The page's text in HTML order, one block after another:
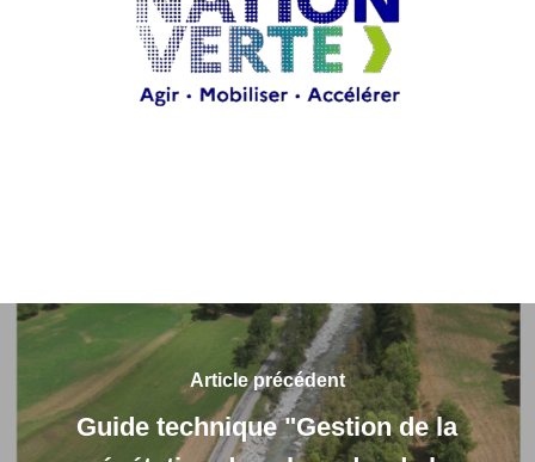
Article précédent
Guide technique "Gestion de la